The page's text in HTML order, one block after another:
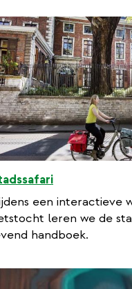
een interactieve
leren we de
handboek.